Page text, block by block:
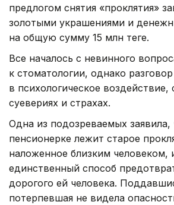
предлогом снятия «проклятия»
золотыми украшениями и
на общую сумму 15 млн теңге.
Все началось с невинного
к стоматологии, однако
в психологическое воздействие,
суевериях и страхах.
Одна из подозреваемых заявила,
пенсионерке лежит старое
наложенное близким человеком,
единственный способ
дорогого ей человека.
потерпевшая не видела